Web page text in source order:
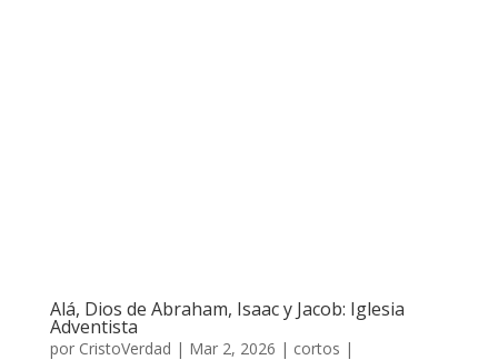
Alá, Dios de Abraham, Isaac y Jacob: Iglesia
Adventista
por CristoVerdad | Mar 2, 2026 | cortos |